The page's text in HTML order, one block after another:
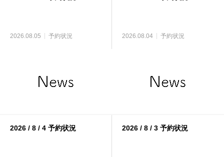
2026.08.05 予約状況 2026.08.04 予約状況
2026 / 8 / 4 予約状況 2026 / 8 / 3 予約状況